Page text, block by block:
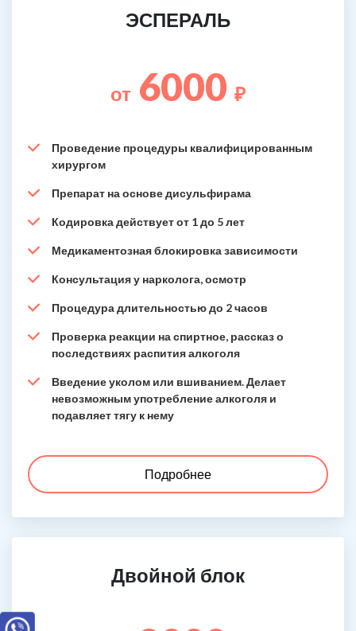
ЭСПЕРАЛЬ
от 6000 ₽
Проведение процедуры квалифицированным
хирургом
Препарат на основе дисульфирама
Кодировка действует от 1 до 5 лет
Медикаментозная блокировка зависимости
Консультация у нарколога, осмотр
Процедура длительностью до 2 часов
Проверка реакции на спиртное, рассказ о
последствиях распития алкоголя
Введение уколом или вшиванием. Делает
невозможным употребление алкоголя и
подавляет тягу к нему
Подробнее
Двойной блок